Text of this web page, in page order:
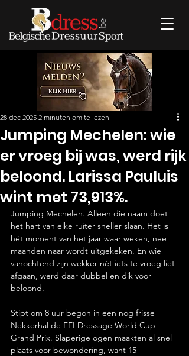
Jumping Mechelen: wie
er vroeg bij was, werd rijk
beloond. Larissa Pauluis
wint met 73,913%.
28 dec 2025 2 minuten om te lezen
Jumping Mechelen. Alleen die naam doet
het hart van elke ruiter sneller slaan. Het is
hét moment van het jaar waar weken, nee
maanden naar wordt uitgekeken. En wie
vanochtend zijn wekker nét iets te vroeg liet
afgaan, werd daar dubbel en dik voor
beloond.
Stipt om 8 uur begon in een nog frisse
Nekkerhal de FEI Dressage World Cup
Grand Prix. Slaperige ogen maakten al snel
plaats voor bewondering, want 15